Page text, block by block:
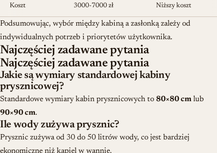
Koszt 3000-7000 zł Niższy koszt
Podsumowując, wybór między kabiną a zasłonką zależy od
indywidualnych potrzeb i priorytetów użytkownika.
Najczęściej zadawane pytania
Najczęściej zadawane pytania
Jakie są wymiary standardowej kabiny
prysznicowej?
Standardowe wymiary kabin prysznicowych to 80×80 cm lub
90×90 cm.
Ile wody zużywa prysznic?
Prysznic zużywa od 30 do 50 litrów wody, co jest bardziej
ekonomiczne niż kąpiel w wannie.